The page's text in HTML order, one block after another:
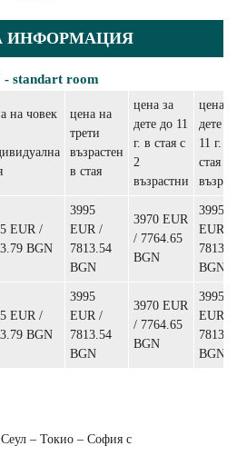
ИНФОРМАЦИЯ
- standart room
на човек
цена на
трети
възрастен
в стая
цена за
дете до 11
г. в стая с
2
възрастни
цена
дете до
11 г. в
стая с
EUR /
BGN
3995
EUR /
7813.54
BGN
3970 EUR
/ 7764.65
BGN
3995
EUR /
BGN
EUR /
BGN
3995
EUR /
7813.54
BGN
3970 EUR
/ 7764.65
BGN
3995
EUR /
BGN
– Токио – София с